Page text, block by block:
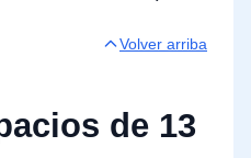
Volver arriba
de 13